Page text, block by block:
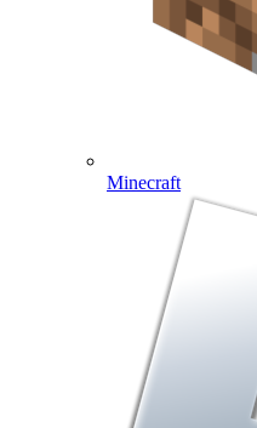
Minecraft